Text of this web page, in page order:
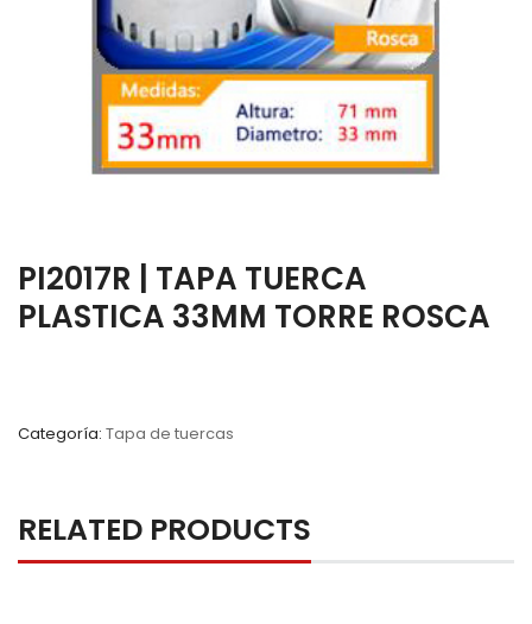
PI2017R | TAPA TUERCA
PLASTICA 33MM TORRE ROSCA
Categoría: Tapa de tuercas
RELATED PRODUCTS